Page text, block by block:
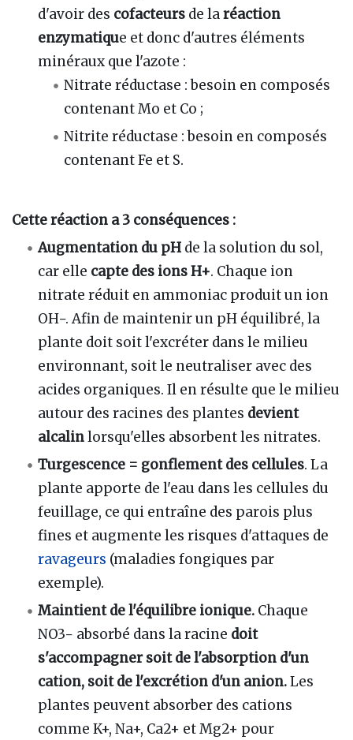
d'avoir des cofacteurs de laréaction
enzymatique et donc d'autres éléments
minéraux que l'azote :
Nitrate réductase : besoin en composés
contenant Mo et Co ;
Nitrite réductase : besoin en composés
contenant Fe et S.
Cette réaction a 3 conséquences :
Augmentation du pH de la solution du sol,
car elle capte des ions H+. Chaque ion
nitrate réduit en ammoniac produit un ion
OH−. Afin de maintenir un pH équilibré, la
plante doit soit l'excréter dans le milieu
environnant, soit le neutraliser avec des
acides organiques. Il en résulte que le milieu
autour des racines des plantes devient
alcalinlorsqu'elles absorbent les nitrates.
Turgescence = gonflement des cellules. La
plante apporte de l'eau dans les cellules du
feuillage, ce qui entraîne des parois plus
fines et augmente les risques d'attaques de
ravageurs (maladies fongiques par
exemple).
Maintient de l'équilibre ionique. Chaque
NO3− absorbé dans la racine doit
s'accompagner soit de l'absorption d'un
cation, soit de l'excrétion d'un anion.Les
plantes peuvent absorber des cations
comme K+, Na+, Ca2+ et Mg2+ pour